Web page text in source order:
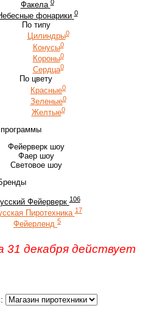
Факела 0
фонарики 0
По типу
Цилиндры0
Конусы0
Короны0
Сердца0
По цвету
Красные0
Зеленые0
Желтые0
Фейерверк шоу
Фаер шоу
Световое шоу
Фейерверк 106
Пиротехника 17
Фейерленд 5
31 декабря действует